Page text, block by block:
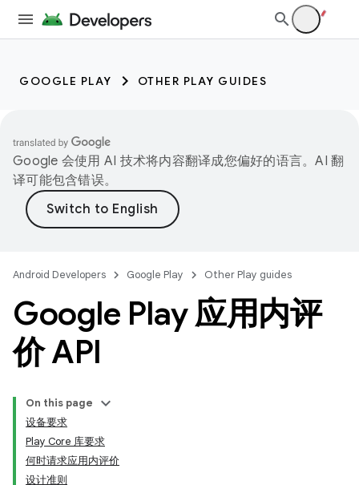
GOOGLE PLAY OTHER PLAY GUIDES
Google 会使用 AI 技术将内容翻译成您偏好的语言。AI 翻
译可能包含错误。
Android Developers Google Play Other Play guides
Google Play 应用内评
价 API
On this page
设备要求
Play Core 库要求
何时请求应用内评价
设计准则